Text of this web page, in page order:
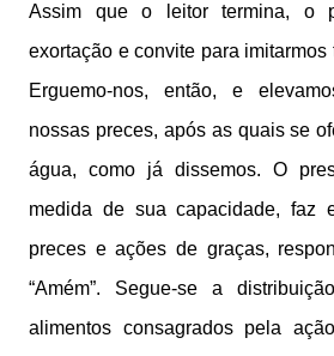
Assim que o leitor termina, o
exortação e convite para
Erguemo-nos, então, e
nossas preces, após as quais se
água, como já dissemos. O
medida de sua capacidade, faz
preces e ações de graças,
“Amém”. Segue-se a
alimentos consagrados pela